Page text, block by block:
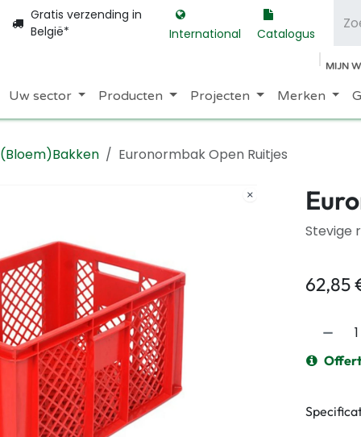
Gratis verzending in
België*
International Catalogus
MIJN
Uw sector Producten Projecten Merken
(Bloem)Bakken Euronormbak Open Ruitjes
Stevige
62,85